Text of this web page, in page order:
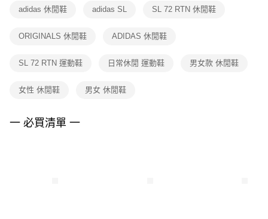
客戶支援中心」https://netprotections.freshdesk.com/support/home
１．透過由恩沛科技股份有限公司提供之「AFTEE先享後付」服務完成之交
權轉讓予恩沛科技股份有限公司。
３．未成年的使用者請事先徵得法定代理人或監護人之同意方可使用
４．使用「AFTEE先享後付」時，將依據個別帳號之用戶狀況，依本公司即
adidas 休閒鞋 adidas SL SL 72 RTN 休閒鞋
ORIGINALS 休閒鞋 ADIDAS 休閒鞋
SL 72 RTN 運動鞋 日常休閒 運動鞋 男女款 休閒鞋
女性 休閒鞋 男女 休閒鞋
一 必買清單 一